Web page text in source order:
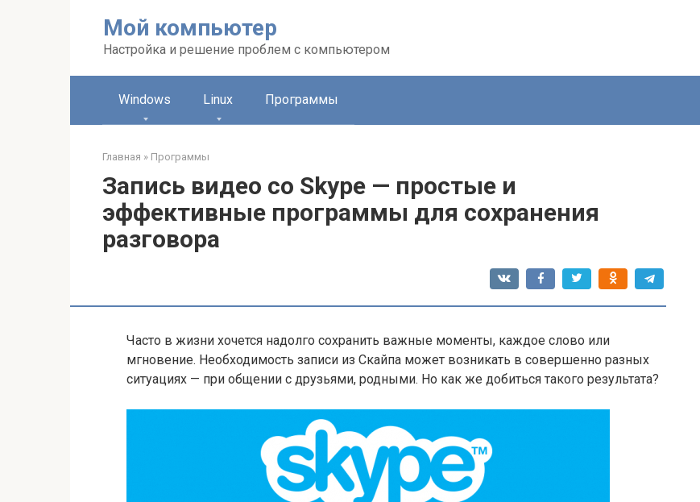
Мой компьютер
Настройка и решение проблем с компьютером
Windows Linux Программы
Главная » Программы
Запись видео со Skype — простые и
эффективные программы для сохранения
разговора
Часто в жизни хочется надолго сохранить важные моменты, каждое слово или
мгновение. Необходимость записи из Скайпа может возникать в совершенно разных
ситуациях — при общении с друзьями, родными. Но как же добиться такого результата?